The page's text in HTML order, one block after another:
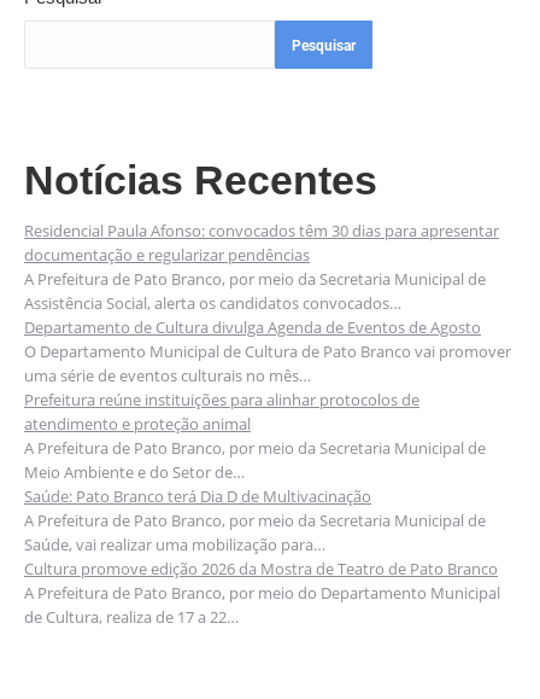
Pesquisar
Notícias Recentes
Residencial Paula Afonso: convocados têm 30 dias para apresentar
documentação e regularizar pendências
A Prefeitura de Pato Branco, por meio da Secretaria Municipal de
Assistência Social, alerta os candidatos convocados…
Departamento de Cultura divulga Agenda de Eventos de Agosto
O Departamento Municipal de Cultura de Pato Branco vai promover
uma série de eventos culturais no mês…
Prefeitura reúne instituições para alinhar protocolos de
atendimento e proteção animal
A Prefeitura de Pato Branco, por meio da Secretaria Municipal de
Meio Ambiente e do Setor de…
Saúde: Pato Branco terá Dia D de Multivacinação
A Prefeitura de Pato Branco, por meio da Secretaria Municipal de
Saúde, vai realizar uma mobilização para…
Cultura promove edição 2026 da Mostra de Teatro de Pato Branco
A Prefeitura de Pato Branco, por meio do Departamento Municipal
de Cultura, realiza de 17 a 22…